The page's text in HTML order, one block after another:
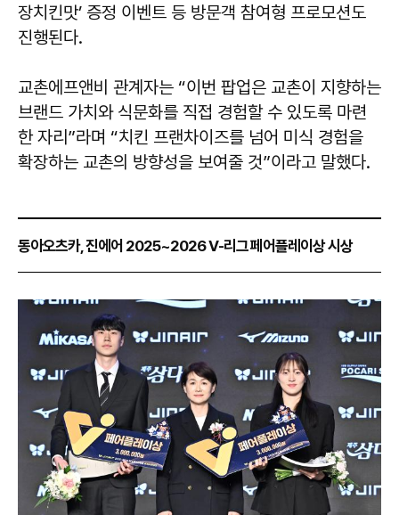
장치킨맛’ 증정 이벤트 등 방문객 참여형 프로모션도
진행된다.
교촌에프앤비 관계자는 “이번 팝업은 교촌이 지향하는
브랜드 가치와 식문화를 직접 경험할 수 있도록 마련
한 자리”라며 “치킨 프랜차이즈를 넘어 미식 경험을
확장하는 교촌의 방향성을 보여줄 것”이라고 말했다.
동아오츠카, 진에어 2025~2026 V-리그 페어플레이상 시상